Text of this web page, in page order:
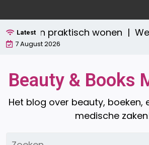
naar
de
inhoud
Latestén praktisch wonen |
7 August 2026
Beauty & Books
Het blog over beauty, boeken,
medische
Zoeken